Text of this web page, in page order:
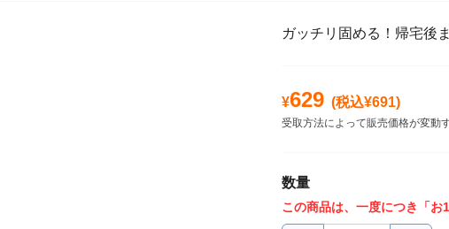
ガッチリ固める！帰宅後
¥629 (税込¥691)
受取方法によって販売価格が変動
数量
この商品は、一度につき「お